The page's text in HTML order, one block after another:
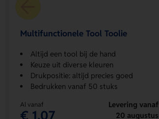
Multifunctionele Tool Toolie
Altijd een tool bij de hand
Keuze uit diverse kleuren
Drukpositie: altijd precies goed
Bedrukken vanaf 50 stuks
Al vanaf
€ 1,07
Levering vanaf
20 augustus